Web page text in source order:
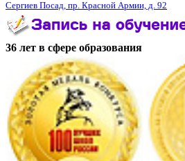
Сергиев Посад, пр. Красной Армии, д. 92
36 лет в сфере образования